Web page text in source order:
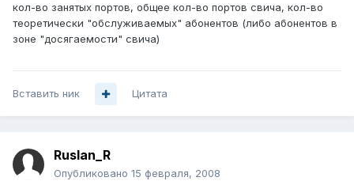
кол-во занятых портов, общее кол-во портов свича, кол-во
теоретически "обслуживаемых" абонентов (либо абонентов в
зоне "досягаемости" свича)
Вставить ник Цитата
Ruslan_R
Опубликовано 15 февраля, 2008